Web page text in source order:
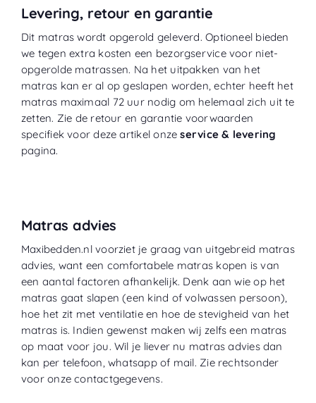
Levering, retour en garantie
Dit matras wordt opgerold geleverd. Optioneel bieden
we tegen extra kosten een bezorgservice voor niet-
opgerolde matrassen. Na het uitpakken van het
matras kan er al op geslapen worden, echter heeft het
matras maximaal 72 uur nodig om helemaal zich uit te
zetten. Zie de retour en garantie voorwaarden
specifiek voor deze artikel onzeservice & levering
pagina.
Matras advies
Maxibedden.nl voorziet je graag van uitgebreid matras
advies, want een comfortabele matras kopen is van
een aantal factoren afhankelijk. Denk aan wie op het
matras gaat slapen (een kind of volwassen persoon),
hoe het zit met ventilatie en hoe de stevigheid van het
matras is. Indien gewenst maken wij zelfs een matras
op maat voor jou. Wil je liever nu matras advies dan
kan per telefoon, whatsapp of mail. Zie rechtsonder
voor onze contactgegevens.